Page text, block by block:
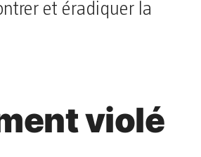
et éradiquer la
violé